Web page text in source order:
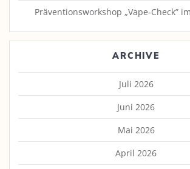
Präventionsworkshop „Vape-Check”
ARCHIVE
Juli 2026
Juni 2026
Mai 2026
April 2026